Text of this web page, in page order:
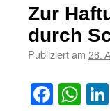
Zur
durch
Publiziert am 28.